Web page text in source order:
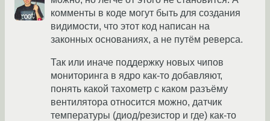
комменты в коде могут быть для создания
видимости, что этот код написан на
законных основаниях, а не путём реверса.
Так или иначе поддержку новых чипов
мониторинга в ядро как-то добавляют,
понять какой тахометр с каком разъёму
вентилятора относится можно, датчик
температуры (диод/резистор и где) как-то